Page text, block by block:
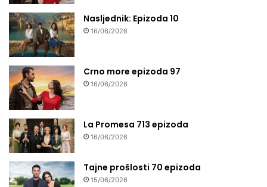
Nasljednik: Epizoda 10
16/06/2026
Crno more epizoda 97
16/06/2026
La Promesa 713 epizoda
16/06/2026
Tajne prošlosti 70 epizoda
15/06/2026